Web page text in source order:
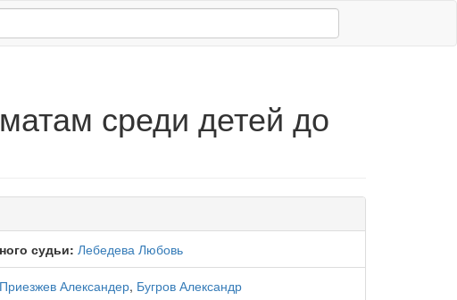
среди детей до
судьи: Лебедева Любовь
Приезжев Александер, Бугров Александр